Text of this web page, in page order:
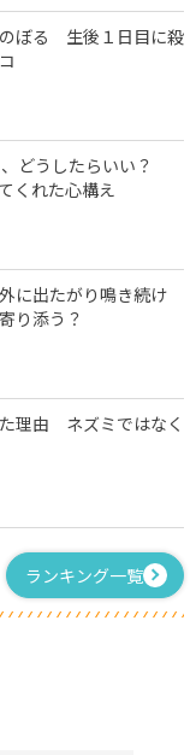
ぼる 生後１日目に殺
どうしたらいい？
くれた心構え
に出たがり鳴き続け
り添う？
理由 ネズミではなく
ランキング一覧